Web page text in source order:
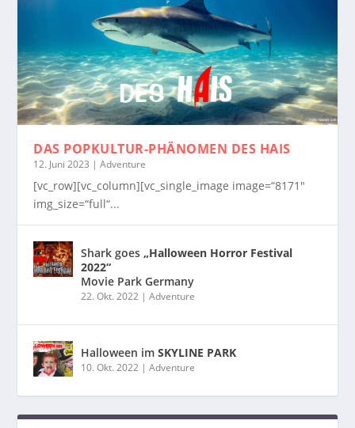
DAS POPKULTUR-PHÄNOMEN DES HAIS
12. Juni 2023 |Adventure
[vc_row][vc_column][vc_single_image image=“8171″
img_size=“full“...
Shark goes„Halloween Horror Festival
2022“
Movie Park Germany
22. Okt. 2022 |Adventure
Halloween imSKYLINE PARK
10. Okt. 2022 |Adventure